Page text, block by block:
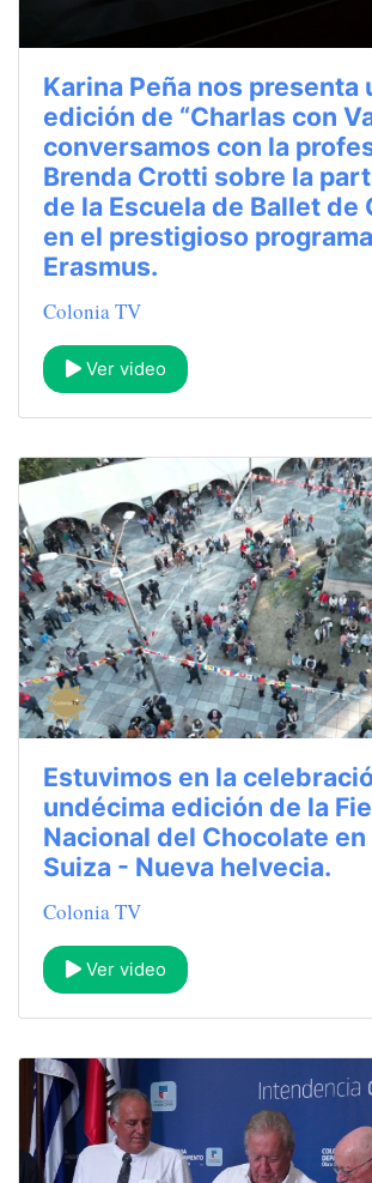
Karina Peña nos presenta
edición de “Charlas con
conversamos con la
Brenda Crotti sobre la
de la Escuela de Ballet de
en el prestigioso programa
Erasmus.
Colonia TV
Ver video
Estuvimos en la
undécima edición de la
Nacional del Chocolate
Suiza - Nueva helvecia.
Colonia TV
Ver video